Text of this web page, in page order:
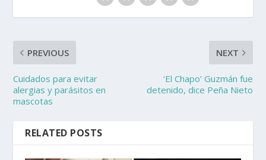
PREVIOUS
Cuidados para evitar
alergias y parásitos en
mascotas
NEXT
‘El Chapo’ Guzmán fue
detenido, dice Peña Nieto
RELATED POSTS